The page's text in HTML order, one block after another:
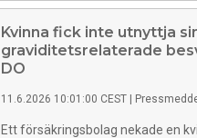
demokrati under två dagar, med
seminarier, rundabordssamtal
Kvinna fick inte utnyttja
graviditetsrelaterade
DO
11.6.2026 10:01:00 CEST
Ett försäkringsbolag nekade en